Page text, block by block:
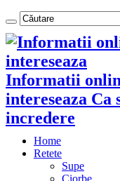
Informatii
intereseaza
incredere
Home
Retete
Supe
Ciorbe